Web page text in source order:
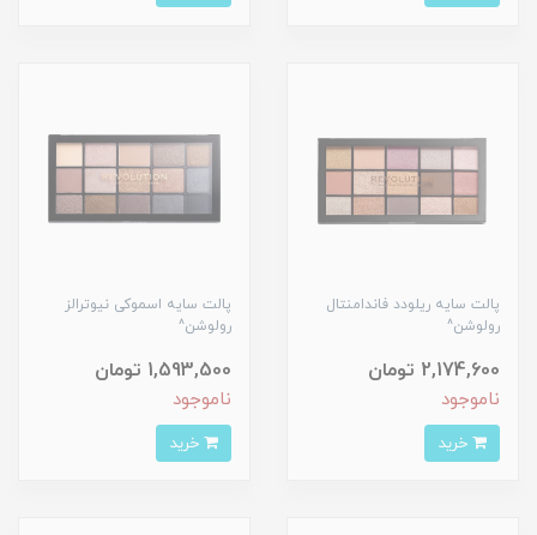
پالت سایه ریلودد فاندامنتال
رولوشن^
2,174,600 تومان
ناموجود
پالت سایه اسموکی نیوترالز
رولوشن^
1,593,500 تومان
ناموجود